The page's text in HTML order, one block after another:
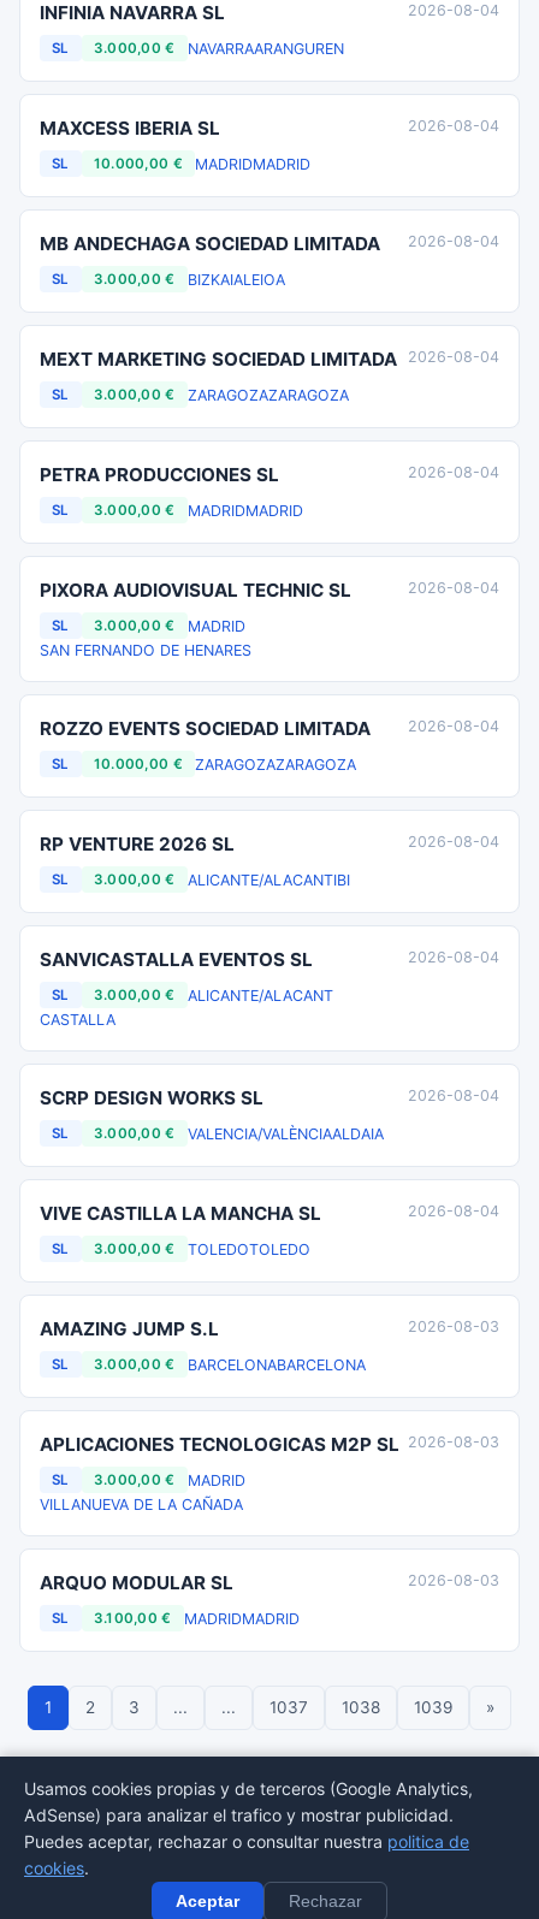
INFINIA NAVARRA SL
SL 3.000,00 € NAVARRAARANGUREN
2026-08-04
MAXCESS IBERIA SL
SL 10.000,00 € MADRIDMADRID
2026-08-04
MB ANDECHAGA SOCIEDAD LIMITADA
SL 3.000,00 € BIZKAIALEIOA
2026-08-04
MEXT MARKETING SOCIEDAD LIMITADA
SL 3.000,00 € ZARAGOZAZARAGOZA
2026-08-04
PETRA PRODUCCIONES SL
SL 3.000,00 € MADRIDMADRID
2026-08-04
PIXORA AUDIOVISUAL TECHNIC SL
SL 3.000,00 €
MADRID
SAN FERNANDO DE HENARES
2026-08-04
ROZZO EVENTS SOCIEDAD LIMITADA
SL 10.000,00 € ZARAGOZAZARAGOZA
2026-08-04
RP VENTURE 2026 SL
SL 3.000,00 € ALICANTE/ALACANTIBI
2026-08-04
SANVICASTALLA EVENTOS SL
SL 3.000,00 €
ALICANTE/ALACANT
CASTALLA
2026-08-04
SCRP DESIGN WORKS SL
SL 3.000,00 € VALENCIA/VALÈNCIAALDAIA
2026-08-04
VIVE CASTILLA LA MANCHA SL
SL 3.000,00 € TOLEDOTOLEDO
2026-08-04
AMAZING JUMP S.L
SL 3.000,00 € BARCELONABARCELONA
2026-08-03
APLICACIONES TECNOLOGICAS M2P SL
SL 3.000,00 €
MADRID
VILLANUEVA DE LA CAÑADA
2026-08-03
ARQUO MODULAR SL
SL 3.100,00 € MADRIDMADRID
2026-08-03
1 2 3 ... ... 1037 1038 1039 »
© 2026 BORMEDirectorio — Datos publicos del Registro Mercantil
Provincias
legal
Usamos cookies propias y de terceros (Google Analytics,
AdSense) para analizar el trafico y mostrar publicidad.
Puedes aceptar, rechazar o consultar nuestra politica de
cookies.
Aceptar Rechazar